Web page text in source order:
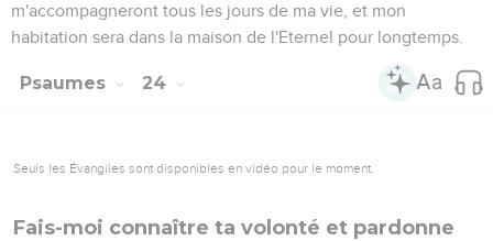
m'accompagneront tous les jours de ma vie, et mon
habitation sera dans la maison de l'Eternel pour longtemps.
Psaumes 24
Seuls les Évangiles sont disponibles en vidéo pour le moment.
Fais-moi connaître ta volonté et pardonne